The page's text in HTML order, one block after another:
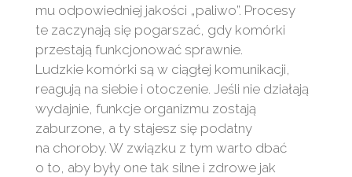
mu odpowiedniej jakości „paliwo”. Procesy
te zaczynają się pogarszać, gdy komórki
przestają funkcjonować sprawnie.
Ludzkie komórki są w ciągłej komunikacji,
reagują na siebie i otoczenie. Jeśli nie działają
wydajnie, funkcje organizmu zostają
zaburzone, a ty stajesz się podatny
na choroby. W związku z tym warto dbać
o to, aby były one tak silne i zdrowe jak